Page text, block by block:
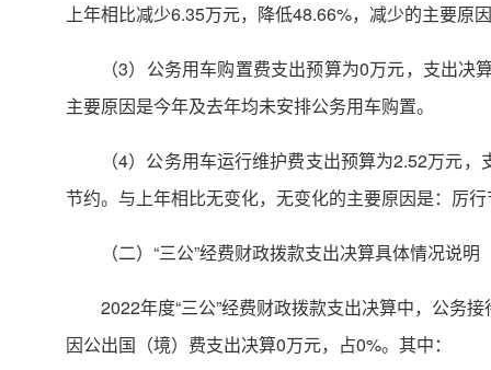
上年相比减少6.35万元，降低48.66%，减少的主要原
（3）公务用车购置费支出预算为0万元，支出
主要原因是今年及去年均未安排公务用车购置。
（4）公务用车运行维护费支出预算为2.52万元
节约。与上年相比无变化，无变化的主要原因是：厉
（二）“三公”经费财政拨款支出决算具体情况说明
2022年度“三公”经费财政拨款支出决算中，公务
因公出国（境）费支出决算0万元，占0%。其中：